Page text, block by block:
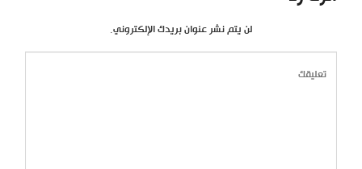
لن يتم نشر عنوان بريدك الإلكتروني.